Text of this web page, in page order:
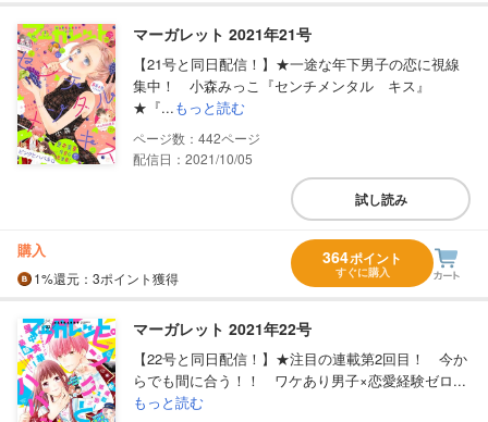
マーガレット 2021年21号
【21号と同日配信！】★一途な年下男子の恋に視線
集中！ 小森みっこ『センチメンタル キス』
★『...もっと読む
442
配信日：2021/10/05
試し読み
購入
1%還元 ：3ポイント獲得
364ポイント
すぐに購入
マーガレット 2021年22号
【22号と同日配信！】★注目の連載第2回目！ 今か
らでも間に合う！！ ワケあり男子×恋愛経験ゼロ...
もっと読む